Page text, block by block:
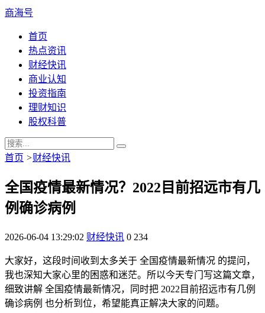
商海号
首页
热点资讯
财经快讯
商业认知
投资指南
理财知识
股权科普
首页 >财经快讯
全国疫情最新情况？2022目前招远市有几
例确诊病例
2026-06-04 13:29:02 财经快讯 0 234
大家好，这段时间收到太多关于 全国疫情最新情况 的提问，
我也深知大家心里的困惑和迷茫。所以今天专门写这篇文章，
细致讲解 全国疫情最新情况，同时把 2022目前招远市有几例
确诊病例 也分析到位，希望能真正解决大家的问题。